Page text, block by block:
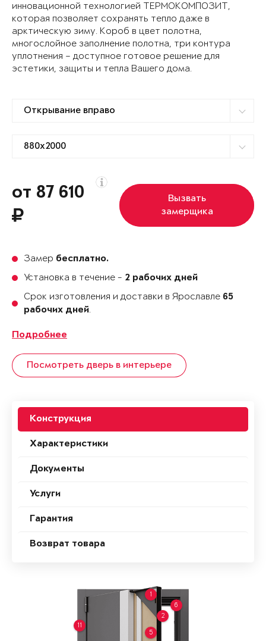
инновационной технологией ТЕРМОКОМПОЗИТ,
которая позволяет сохранять тепло даже в
арктическую зиму. Короб в цвет полотна,
многослойное заполнение полотна, три контура
уплотнения – доступное готовое решение для
эстетики, защиты и тепла Вашего дома.
от 87 610
Вызвать
замерщика
Замер бесплатно.
Установка в течение - 2 рабочих дней
Срок изготовления и доставки в Ярославле 65
рабочих дней.
Подробнее
Посмотреть дверь в интерьере
Конструкция
Характеристики
Документы
Услуги
Гарантия
Возврат товара
1
2
5
6
11